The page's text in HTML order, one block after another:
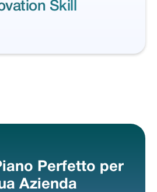
Skill
Perfetto per
Azienda